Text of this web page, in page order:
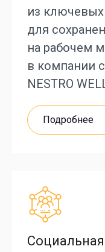
из ключевых
для
на рабочем
в компании
NESTRO
Подробнее